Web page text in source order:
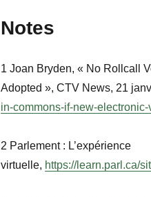
Notes
1 Joan Bryden, « No Rollcall
Adopted », CTV News, 21
in-commons-if-new-
2 Parlement : L’expérience
virtuelle, https://learn.parl.ca/